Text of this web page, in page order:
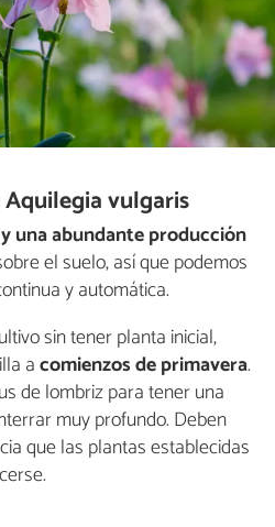
vulgaris
una abundante producción
el suelo, así que podemos
y automática.
sin tener planta inicial,
acomienzos de primavera.
de lombriz para tener una
muy profundo. Deben
que las plantas establecidas